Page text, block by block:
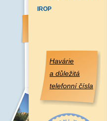
IROP
Havárie
a důležitá
telefonní čísla